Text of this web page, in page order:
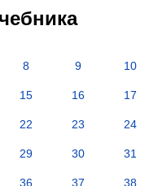
8 9 10
15 16 17
22 23 24
29 30 31
36 37 38